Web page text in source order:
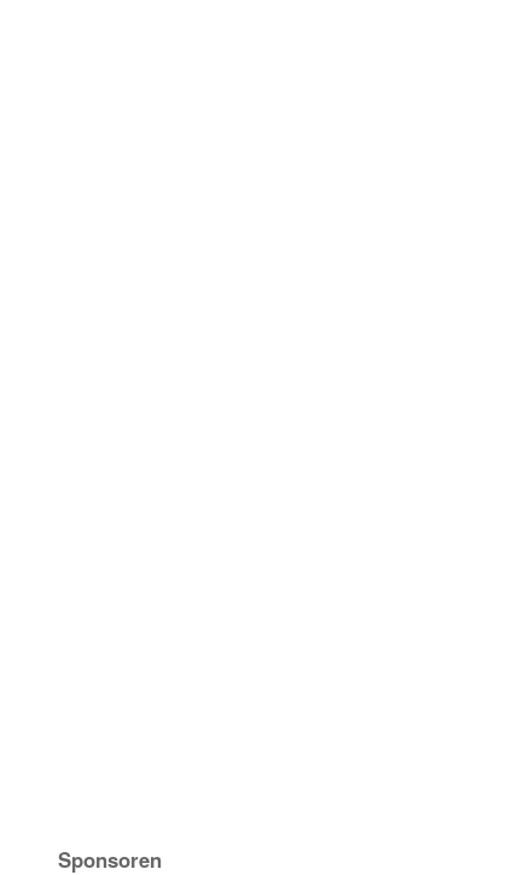
Sponsoren